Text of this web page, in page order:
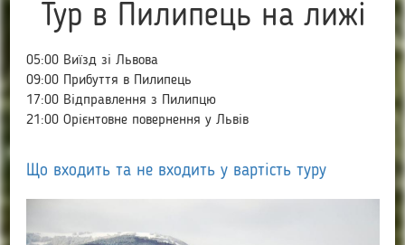
Тур в Пилипець на лижі
05:00 Виїзд зі Львова
09:00 Прибуття в Пилипець
17:00 Відправлення з Пилипцю
21:00 Орієнтовне повернення у Львів
Що входить та не входить у вартість туру